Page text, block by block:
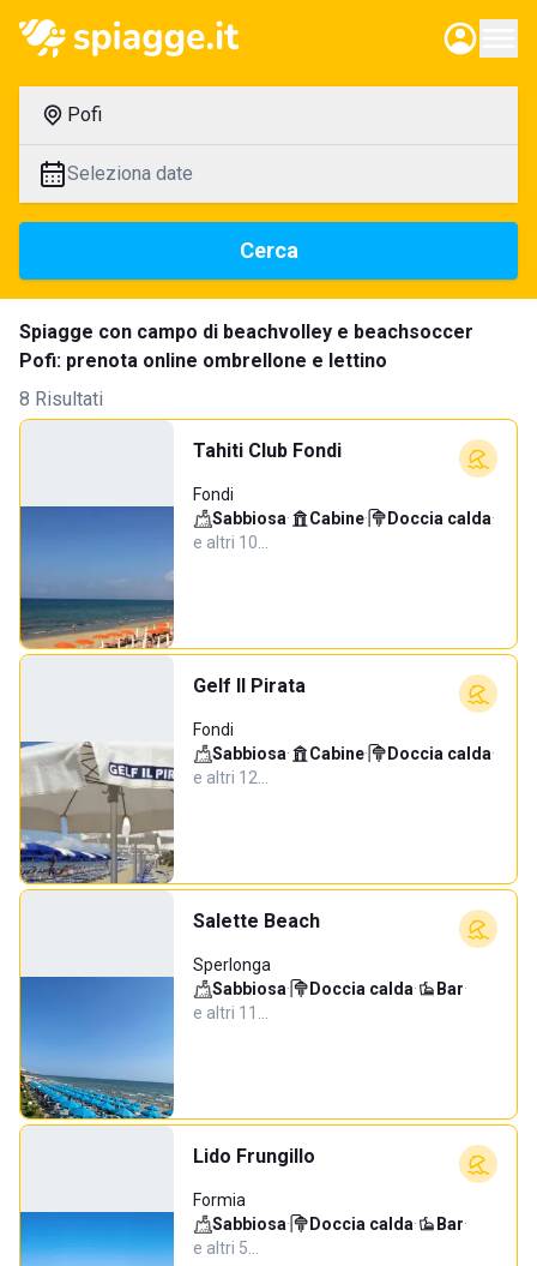
Pofi
Seleziona date
Cerca
Spiagge con campo di beachvolley e beachsoccer
Pofi: prenota online ombrellone e lettino
8 Risultati
Tahiti Club Fondi
Fondi
Sabbiosa· Cabine· Doccia calda·
e altri 10…
Gelf Il Pirata
Fondi
Sabbiosa· Cabine· Doccia calda·
e altri 12…
Salette Beach
Sperlonga
Sabbiosa· Doccia calda· Bar·
e altri 11…
Lido Frungillo
Formia
Sabbiosa· Doccia calda· Bar·
e altri 5…